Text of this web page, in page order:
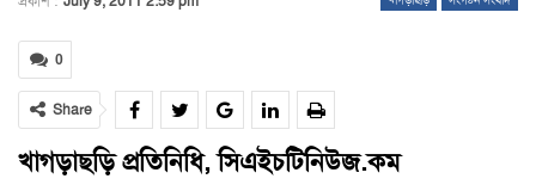
0
Share
খাগড়াছড়ি প্রতিনিধি, সিএইচটিনিউজ.কম